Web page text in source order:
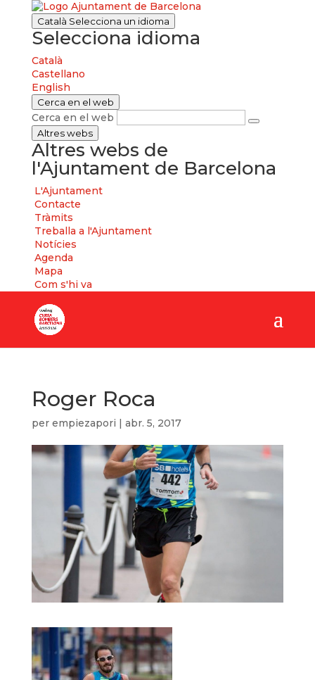
Català Selecciona un idioma
Selecciona idioma
Català
Castellano
English
Cerca en el web
Cerca en el web
Altres webs
Altres webs de
l'Ajuntament de Barcelona
L'Ajuntament
Contacte
Tràmits
Treballa a l'Ajuntament
Notícies
Agenda
Mapa
Com s'hi va
Roger Roca
per empiezapori | abr. 5, 2017